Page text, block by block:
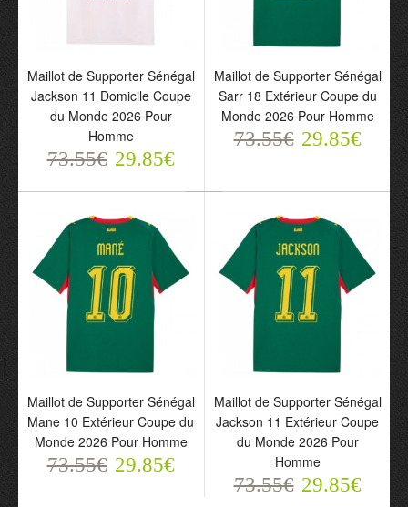
Maillot de Supporter
Sénégal Jackson 11
Domicile Coupe du
Monde 2026 Pour
Homme
73.55€ 29.85€
Maillot de Supporter
Sénégal Sarr 18 Extérieur
Coupe du Monde 2026
Pour Homme
Maillot de Supporter
Maillot de Supporter
Sénégal Jackson 11
Maillot de Supporter Sénégal
Jackson 11 Domicile Coupe
du Monde 2026 Pour
Homme
73.55€ 29.85€
Maillot de Supporter Sénégal
Sarr 18 Extérieur Coupe du
Monde 2026 Pour Homme
73.55€ 29.85€
Maillot de Supporter Sénégal
Mane 10 Extérieur Coupe du
Monde 2026 Pour Homme
73.55€ 29.85€
Maillot de Supporter Sénégal
Jackson 11 Extérieur Coupe
du Monde 2026 Pour
Homme
73.55€ 29.85€